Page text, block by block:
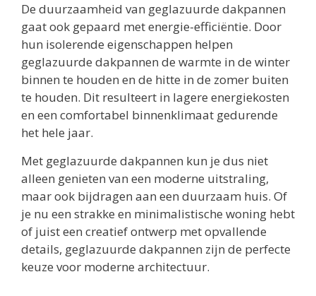
De duurzaamheid van geglazuurde dakpannen
gaat ook gepaard met energie-efficiëntie. Door
hun isolerende eigenschappen helpen
geglazuurde dakpannen de warmte in de winter
binnen te houden en de hitte in de zomer buiten
te houden. Dit resulteert in lagere energiekosten
en een comfortabel binnenklimaat gedurende
het hele jaar.
Met geglazuurde dakpannen kun je dus niet
alleen genieten van een moderne uitstraling,
maar ook bijdragen aan een duurzaam huis. Of
je nu een strakke en minimalistische woning hebt
of juist een creatief ontwerp met opvallende
details, geglazuurde dakpannen zijn de perfecte
keuze voor moderne architectuur.